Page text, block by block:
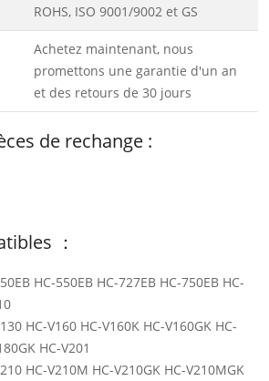
ROHS, ISO 9001/9002 et GS
Achetez maintenant, nous
promettons une garantie d'un an
et des retours de 30 jours
de rechange :
：
HC-550EB HC-727EB HC-750EB HC-
HC-V160 HC-V160K HC-V160GK HC-
HC-V201
HC-V210M HC-V210GK HC-V210MGK